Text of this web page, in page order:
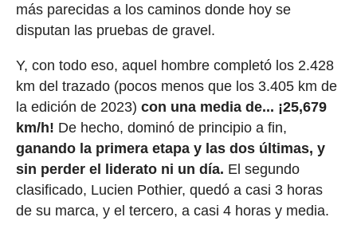
más parecidas a los caminos donde hoy se
disputan las pruebas de gravel.
Y, con todo eso, aquel hombre completó los 2.428
km del trazado (pocos menos que los 3.405 km de
la edición de 2023) con una media de... ¡25,679
km/h! De hecho, dominó de principio a fin,
ganando la primera etapa y las dos últimas, y
sin perder el liderato ni un día. El segundo
clasificado, Lucien Pothier, quedó a casi 3 horas
de su marca, y el tercero, a casi 4 horas y media.